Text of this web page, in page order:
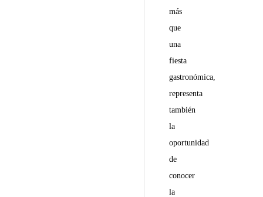
más
que
una
fiesta
gastronómica,
representa
también
la
oportunidad
de
conocer
la